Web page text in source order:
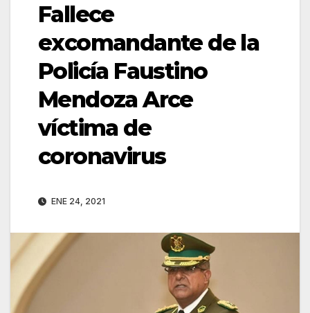
Fallece
excomandante de la
Policía Faustino
Mendoza Arce
víctima de
coronavirus
ENE 24, 2021